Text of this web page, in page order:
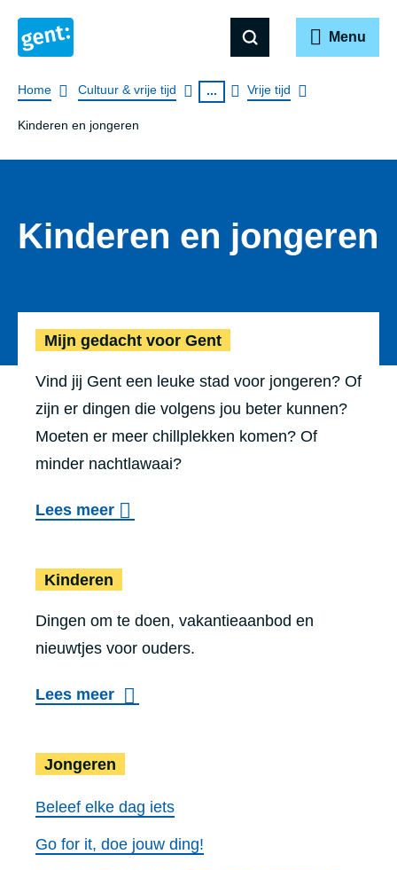
Menu
Breadcrumb
Home Cultuur & vrije tijd ... Vrije tijd
Kinderen en jongeren
Kinderen en jongeren
Mijn gedacht voor Gent
Vind jij Gent een leuke stad voor jongeren? Of
zijn er dingen die volgens jou beter kunnen?
Moeten er meer chillplekken komen? Of
minder nachtlawaai?
Lees meero
e
r
M
i
n
e
a
c
Kinderen
Dingen om te doen, vakantieaanbod en
nieuwtjes voor ouders.
Lees meer
Jongeren
Beleef elke dag iets
Go for it, doe jouw ding!